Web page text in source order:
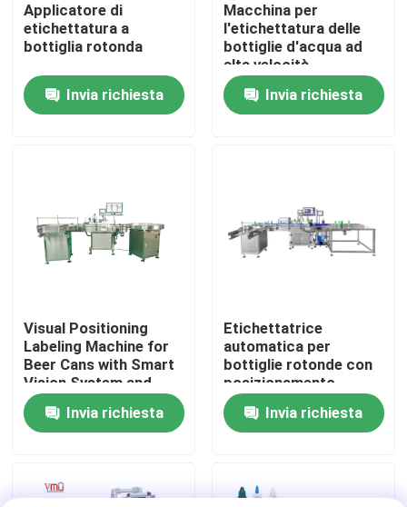
Prodotti
Video
Giro della fabbrica
Controllo di qualità
Contattici
Notizie
etichettatrice automatica
Applicatore di
etichettatura a
bottiglia rotonda
Invia richiesta
Macchina per
l'etichettatura delle
bottiglie d'acqua ad
alta velocità
Invia richiesta
Visual Positioning
Labeling Machine for
Beer Cans with Smart
Vision System and
High Speed (1200-
2400 Cans/Minute) for
Precision Placement
Invia richiesta
Etichettatrice
automatica per
bottiglie rotonde con
posizionamento
tramite telecamera
visiva Invia richiesta